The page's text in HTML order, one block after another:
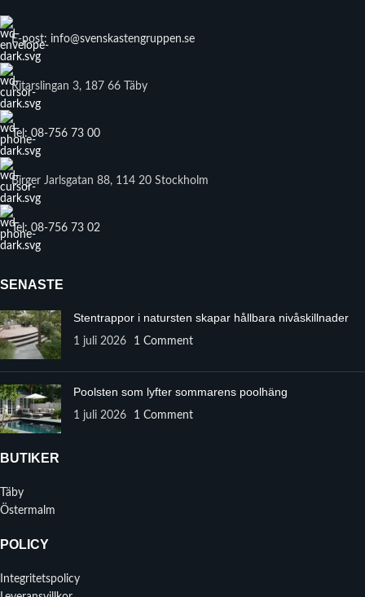
E-post: info@svenskastengruppen.se
Ritarslingan 3, 187 66 Täby
Tel: 08-756 73 00
Birger Jarlsgatan 88, 114 20 Stockholm
Tel: 08-756 73 02
SENASTE
Stentrappor i natursten skapar hållbara nivåskillnader
1 juli 2026 1 Comment
Poolsten som lyfter sommarens poolhäng
1 juli 2026 1 Comment
BUTIKER
Täby
Östermalm
POLICY
Integritetspolicy